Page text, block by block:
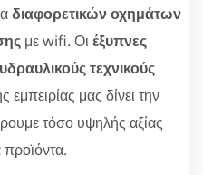
διαφορετικών οχημάτων
με wifi. Οι έξυπνες
υδραυλικούς τεχνικούς
μας δίνει την
τόσο υψηλής αξίας
προϊόντα.